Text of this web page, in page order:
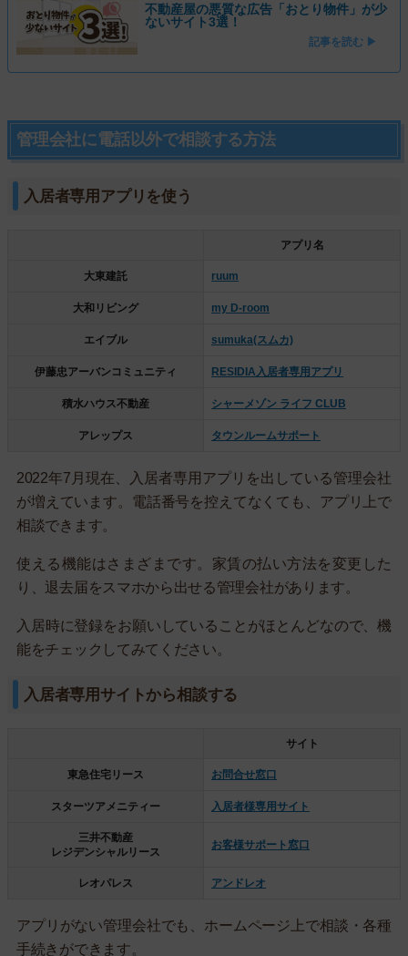
不動産屋の悪質な広告「おとり物件」が少
ないサイト3選！
記事を読む ▶
管理会社に電話以外で相談する方法
入居者専用アプリを使う
アプリ名
大東建託 ruum
大和リビング my D-room
エイブル sumuka(スムカ)
伊藤忠アーバンコミュニティ RESIDIA入居者専用アプリ
積水ハウス不動産 シャーメゾン ライフ CLUB
アレップス タウンルームサポート
2022年7月現在、入居者専用アプリを出している管理会社
が増えています。電話番号を控えてなくても、アプリ上で
相談できます。
使える機能はさまざまです。家賃の払い方法を変更した
り、退去届をスマホから出せる管理会社があります。
入居時に登録をお願いしていることがほとんどなので、機
能をチェックしてみてください。
入居者専用サイトから相談する
サイト
東急住宅リース お問合せ窓口
スターツアメニティー 入居者様専用サイト
三井不動産
レジデンシャルリース
お客様サポート窓口
レオパレス アンドレオ
アプリがない管理会社でも、ホームページ上で相談・各種
手続きができます。